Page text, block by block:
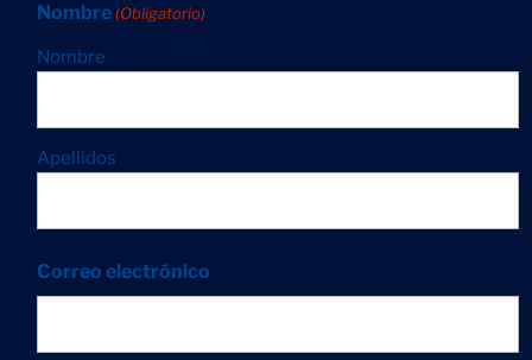
Nombre (Obligatorio)
Nombre
Apellidos
Correo electrónico